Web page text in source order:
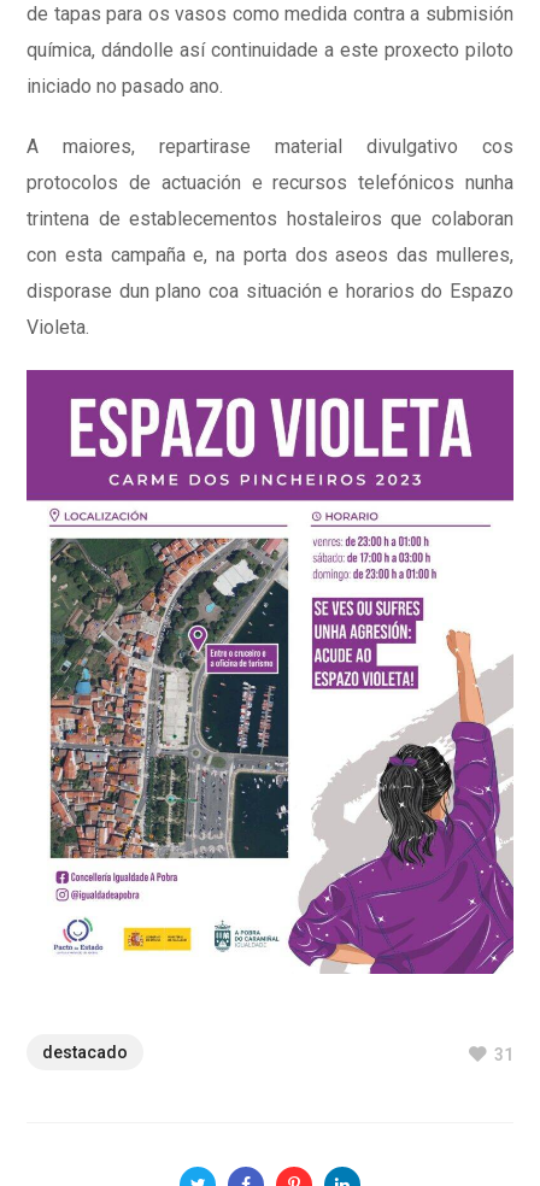
de tapas para os vasos como medida contra a submisión
química, dándolle así continuidade a este proxecto piloto
iniciado no pasado ano.
A maiores, repartirase material divulgativo cos
protocolos de actuación e recursos telefónicos nunha
trintena de establecementos hostaleiros que colaboran
con esta campaña e, na porta dos aseos das mulleres,
disporase dun plano coa situación e horarios do Espazo
Violeta.
destacado 31